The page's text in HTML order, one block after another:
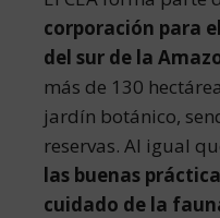
corporación para
del sur de la
más de 130
jardín botánico,
reservas. Al igual
las buenas
cuidado de la